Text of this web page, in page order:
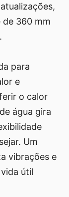
de 360 mm
para
e
o calor
água gira
Um
vibrações e
útil